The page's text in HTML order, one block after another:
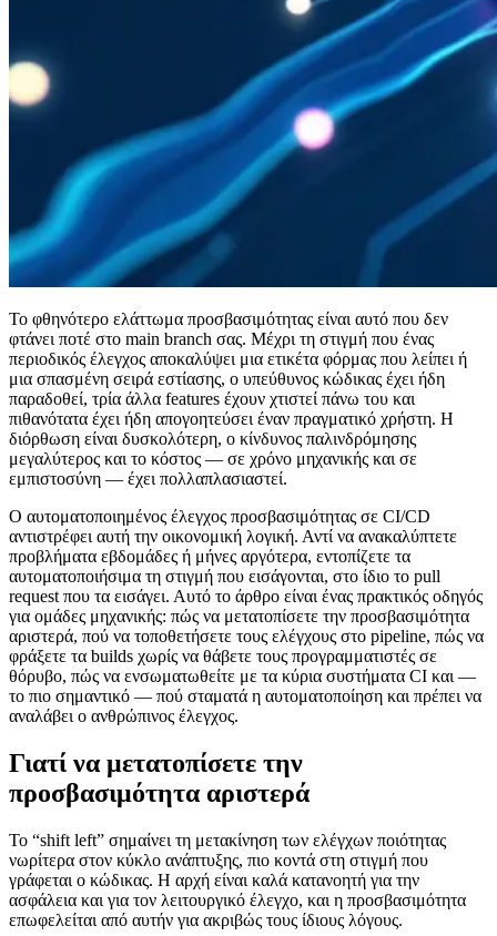
Το φθηνότερο ελάττωμα προσβασιμότητας είναι αυτό που δεν
φτάνει ποτέ στο main branch σας. Μέχρι τη στιγμή που ένας
περιοδικός έλεγχος αποκαλύψει μια ετικέτα φόρμας που λείπει ή
μια σπασμένη σειρά εστίασης, ο υπεύθυνος κώδικας έχει ήδη
παραδοθεί, τρία άλλα features έχουν χτιστεί πάνω του και
πιθανότατα έχει ήδη απογοητεύσει έναν πραγματικό χρήστη. Η
διόρθωση είναι δυσκολότερη, ο κίνδυνος παλινδρόμησης
μεγαλύτερος και το κόστος — σε χρόνο μηχανικής και σε
εμπιστοσύνη — έχει πολλαπλασιαστεί.
Ο αυτοματοποιημένος έλεγχος προσβασιμότητας σε CI/CD
αντιστρέφει αυτή την οικονομική λογική. Αντί να ανακαλύπτετε
προβλήματα εβδομάδες ή μήνες αργότερα, εντοπίζετε τα
αυτοματοποιήσιμα τη στιγμή που εισάγονται, στο ίδιο το pull
request που τα εισάγει. Αυτό το άρθρο είναι ένας πρακτικός οδηγός
για ομάδες μηχανικής: πώς να μετατοπίσετε την προσβασιμότητα
αριστερά, πού να τοποθετήσετε τους ελέγχους στο pipeline, πώς να
φράξετε τα builds χωρίς να θάβετε τους προγραμματιστές σε
θόρυβο, πώς να ενσωματωθείτε με τα κύρια συστήματα CI και —
το πιο σημαντικό — πού σταματά η αυτοματοποίηση και πρέπει να
αναλάβει ο ανθρώπινος έλεγχος.
Γιατί να μετατοπίσετε την
προσβασιμότητα αριστερά
Το “shift left” σημαίνει τη μετακίνηση των ελέγχων ποιότητας
νωρίτερα στον κύκλο ανάπτυξης, πιο κοντά στη στιγμή που
γράφεται ο κώδικας. Η αρχή είναι καλά κατανοητή για την
ασφάλεια και για τον λειτουργικό έλεγχο, και η προσβασιμότητα
επωφελείται από αυτήν για ακριβώς τους ίδιους λόγους.